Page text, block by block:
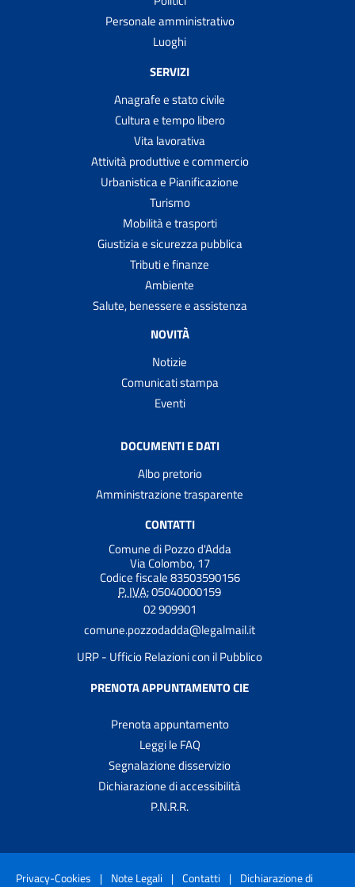
Personale amministrativo
Luoghi
SERVIZI
Anagrafe e stato civile
Cultura e tempo libero
Vita lavorativa
Attività produttive e commercio
Urbanistica e Pianificazione
Turismo
Mobilità e trasporti
Giustizia e sicurezza pubblica
Tributi e finanze
Ambiente
Salute, benessere e assistenza
NOVITÀ
Notizie
Comunicati stampa
Eventi
DOCUMENTI E DATI
Albo pretorio
Amministrazione trasparente
CONTATTI
Comune di Pozzo d'Adda
Via Colombo, 17
Codice fiscale 83503590156
P. IVA:05040000159
02 909901
comune.pozzodadda@legalmail.it
URP - Ufficio Relazioni con il Pubblico
PRENOTA APPUNTAMENTO CIE
Prenota appuntamento
Leggi le FAQ
Segnalazione disservizio
Dichiarazione di accessibilità
P.N.R.R.
Privacy-Cookies | Note Legali | Contatti | Dichiarazione di